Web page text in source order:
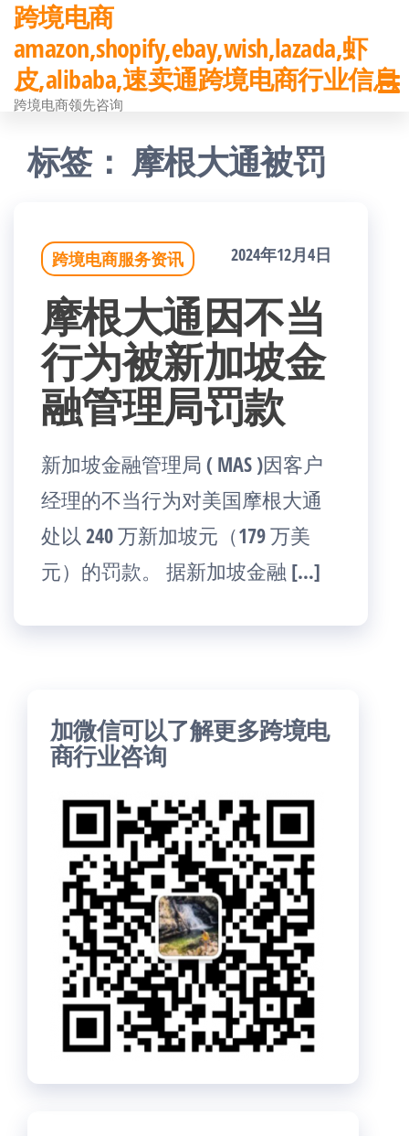
前
往
内
跨境电商
amazon,shopify,ebay,wish,lazada,虾
皮,alibaba,速卖通跨境电商行业信息
跨境电商领先咨询
标签： 摩根大通被罚
跨境电商服务资讯 2024年12月4日
摩根大通因不当
行为被新加坡金
融管理局罚款
新加坡金融管理局 ( MAS )因客户
经理的不当行为对美国摩根大通
处以 240 万新加坡元（179 万美
元）的罚款。 据新加坡金融 […]
加微信可以了解更多跨境电
商行业咨询